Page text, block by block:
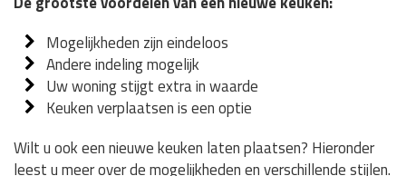
Mogelijkheden zijn eindeloos
Andere indeling mogelijk
Uw woning stijgt extra in waarde
Keuken verplaatsen is een optie
Wilt u ook een nieuwe keuken laten plaatsen? Hieronder
leest u meer over de mogelijkheden en verschillende stijlen.